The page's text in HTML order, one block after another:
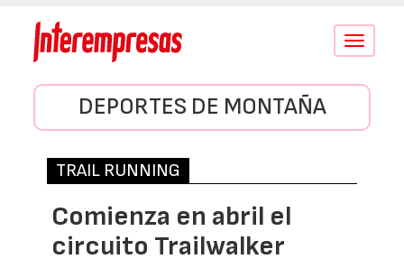
Conmutar
DEPORTES DE MONTAÑA
TRAIL RUNNING
Comienza en abril el
circuito Trailwalker